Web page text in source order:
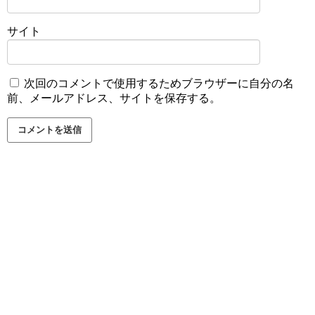
サイト
次回のコメントで使用するためブラウザーに自分の名
前、メールアドレス、サイトを保存する。